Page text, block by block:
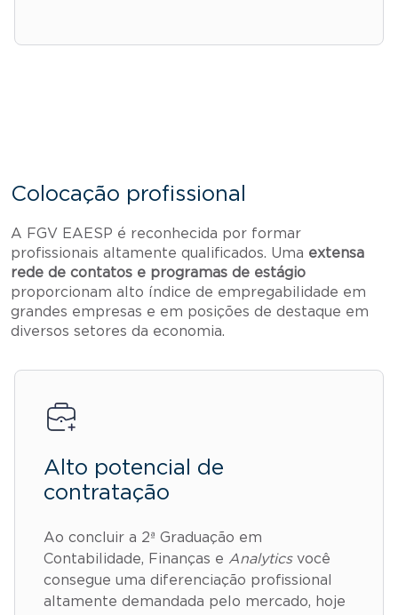
Colocação profissional
A FGV EAESP é reconhecida por formar
profissionais altamente qualificados. Uma extensa
rede de contatos e programas de estágio
proporcionam alto índice de empregabilidade em
grandes empresas e em posições de destaque em
diversos setores da economia.
Alto potencial de
contratação
Ao concluir a 2ª Graduação em
Contabilidade, Finanças e Analyticsvocê
consegue uma diferenciação profissional
altamente demandada pelo mercado, hoje